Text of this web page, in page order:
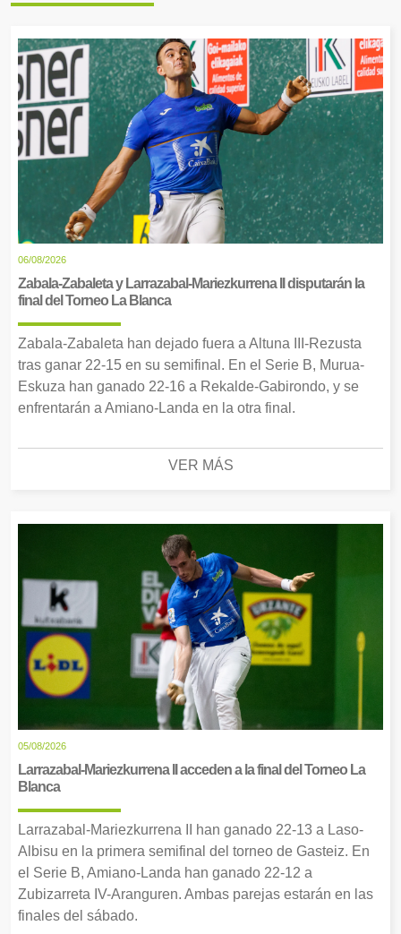
06/08/2026
Zabala-Zabaleta y Larrazabal-Mariezkurrena II disputarán la
final del Torneo La Blanca
Zabala-Zabaleta han dejado fuera a Altuna III-Rezusta
tras ganar 22-15 en su semifinal. En el Serie B, Murua-
Eskuza han ganado 22-16 a Rekalde-Gabirondo, y se
enfrentarán a Amiano-Landa en la otra final.
VER MÁS
05/08/2026
Larrazabal-Mariezkurrena II acceden a la final del Torneo La
Blanca
Larrazabal-Mariezkurrena II han ganado 22-13 a Laso-
Albisu en la primera semifinal del torneo de Gasteiz. En
el Serie B, Amiano-Landa han ganado 22-12 a
Zubizarreta IV-Aranguren. Ambas parejas estarán en las
finales del sábado.